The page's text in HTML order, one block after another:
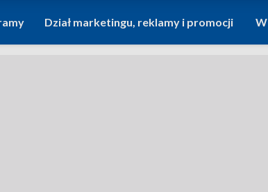
Dział marketingu, reklamy i promocji